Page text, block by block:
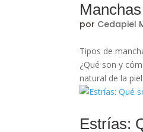
por Cedapiel
Tipos de
¿Qué son y
natural de la
Estrías: